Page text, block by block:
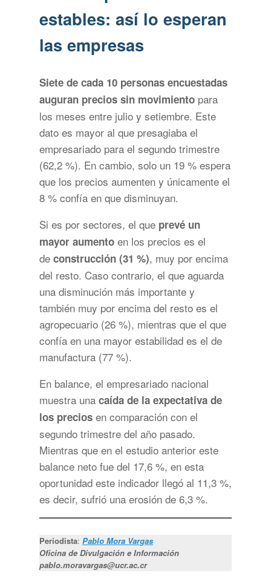
estables: así lo esperan
las empresas
Siete de cada 10 personas encuestadas
auguran precios sin movimiento para
los meses entre julio y setiembre. Este
dato es mayor al que presagiaba el
empresariado para el segundo trimestre
(62,2 %). En cambio, solo un 19 % espera
que los precios aumenten y únicamente el
8 % confía en que disminuyan.
Si es por sectores, el que prevé un
mayor aumento en los precios es el
de construcción (31 %), muy por encima
del resto. Caso contrario, el que aguarda
una disminución más importante y
también muy por encima del resto es el
agropecuario (26 %), mientras que el que
confía en una mayor estabilidad es el de
manufactura (77 %).
En balance, el empresariado nacional
muestra una caída de la expectativa de
los precios en comparación con el
segundo trimestre del año pasado.
Mientras que en el estudio anterior este
balance neto fue del 17,6 %, en esta
oportunidad este indicador llegó al 11,3 %,
es decir, sufrió una erosión de 6,3 %.
Periodista: Pablo Mora Vargas
Oficina de Divulgación e Información
pablo.moravargas@ucr.ac.cr